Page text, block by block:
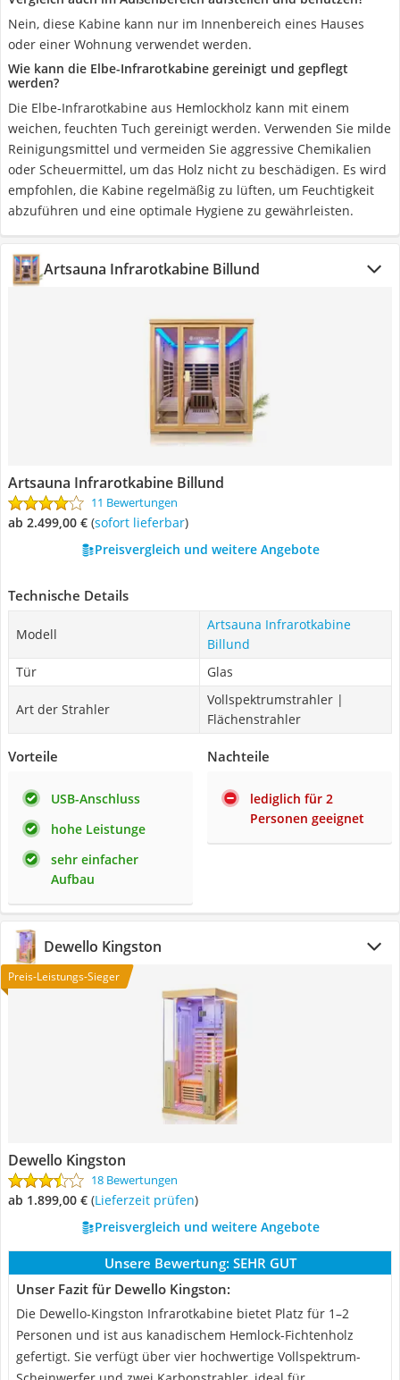
Nein, diese Kabine kann nur im Innenbereich eines Hauses
oder einer Wohnung verwendet werden.
Wie kann die Elbe-Infrarotkabine gereinigt und gepflegt
werden?
Die Elbe-Infrarotkabine aus Hemlockholz kann mit einem
weichen, feuchten Tuch gereinigt werden. Verwenden Sie milde
Reinigungsmittel und vermeiden Sie aggressive Chemikalien
oder Scheuermittel, um das Holz nicht zu beschädigen. Es wird
empfohlen, die Kabine regelmäßig zu lüften, um Feuchtigkeit
abzuführen und eine optimale Hygiene zu gewährleisten.
Artsauna Infrarotkabine Billund
Artsauna Infrarotkabine Billund
11 Bewertungen
ab 2.499,00 € ( Sofort lieferbar)
Preisvergleich und weitere Angebote
Technische Details
Modell
Artsauna Infrarotkabine
Billund
Tür
Glas
Art der Strahler
Vollspektrumstrahler |
Flächenstrahler
Vorteile
USB-Anschluss
hohe Leistunge
sehr einfacher
Aufbau
Nachteile
lediglich für 2
Personen geeignet
Dewello Kingston
Preis-Leistungs-Sieger
Dewello Kingston
18 Bewertungen
ab 1.899,00 € (Lieferzeit prüfen)
Preisvergleich und weitere Angebote
Unsere Bewertung: SEHR GUT
Unser Fazit für Dewello Kingston:
Die Dewello-Kingston Infrarotkabine bietet Platz für 1–2
Personen und ist aus kanadischem Hemlock-Fichtenholz
gefertigt. Sie verfügt über vier hochwertige Vollspektrum-